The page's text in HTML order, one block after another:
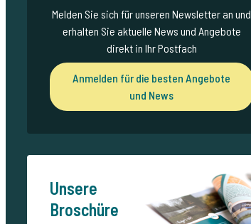
Melden Sie sich für unseren Newsletter an und
erhalten Sie aktuelle News und Angebote
direkt in Ihr Postfach
Anmelden für die besten Angebote
und News
Unsere
Broschüre